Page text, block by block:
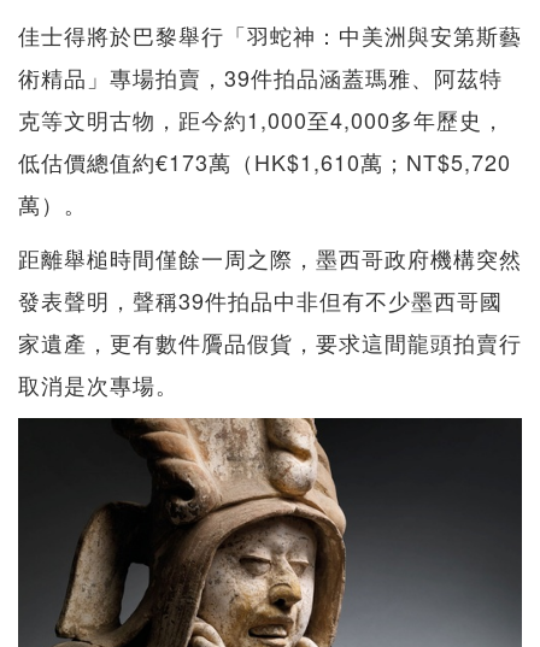
佳士得將於巴黎舉行「羽蛇神：中美洲與安第斯藝
術精品」專場拍賣，39件拍品涵蓋瑪雅、阿茲特
克等文明古物，距今約1,000至4,000多年歷史，
低估價總值約€173萬（HK$1,610萬；NT$5,720
萬）。
距離舉槌時間僅餘一周之際，墨西哥政府機構突然
發表聲明，聲稱39件拍品中非但有不少墨西哥國
家遺產，更有數件贗品假貨，要求這間龍頭拍賣行
取消是次專場。